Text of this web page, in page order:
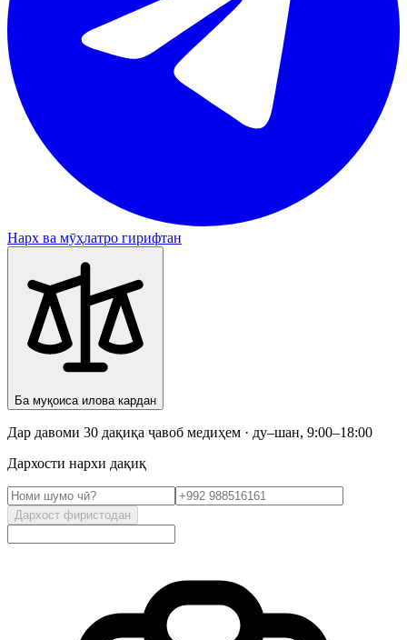
Нарх ва мӯҳлатро гирифтан
Ба муқоиса илова кардан
Дар давоми 30 дақиқа ҷавоб медиҳем · ду–шан, 9:00–18:00
Дархости нархи дақиқ
Дархост фиристодан